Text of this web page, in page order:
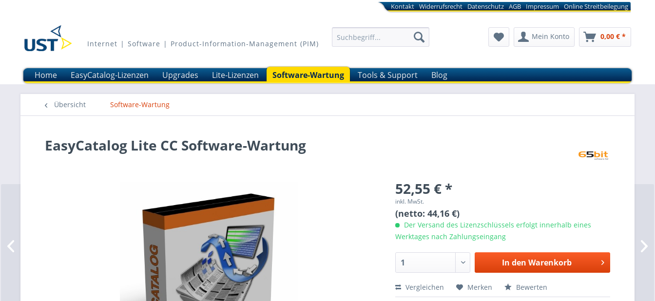
Kontakt Widerrufsrecht Datenschutz AGB Impressum Online Streitbeilegung
Internet | Software | Product-Information-Management (PIM)
Mein Konto 0,00 € *
Home EasyCatalog-Lizenzen Upgrades Lite-Lizenzen Software-Wartung Tools & Support Blog
Übersicht Software-Wartung
EasyCatalog Lite CC Software-Wartung
52,55 € *
inkl. MwSt.
(netto: 44,16 €)
Der Versand des Lizenzschlüssels erfolgt innerhalb eines
Werktages nach Zahlungseingang
In den Warenkorb
Vergleichen Merken Bewerten